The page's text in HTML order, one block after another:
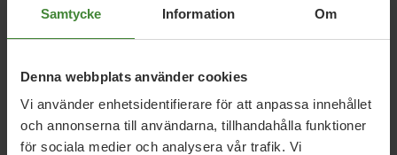
Samtycke Information Om
Denna webbplats använder cookies
Vi använder enhetsidentifierare för att anpassa innehållet
och annonserna till användarna, tillhandahålla funktioner
för sociala medier och analysera vår trafik. Vi
Visa resultat
Vadstena, 10 mars 2026
Lyckat besök med Rebecka Le Moine